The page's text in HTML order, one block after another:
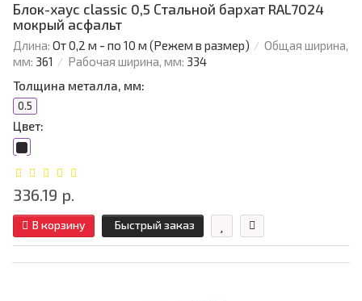
Блок-хаус classic 0,5 Стальной бархат RAL7024
мокрый асфальт
Длина: От 0,2 м - по 10 м (Режем в размер)
Общая ширина,
мм: 361 Рабочая ширина, мм: 334
Толщина металла, мм:
0.5
Цвет:
336.19 р.
В корзину Быстрый заказ